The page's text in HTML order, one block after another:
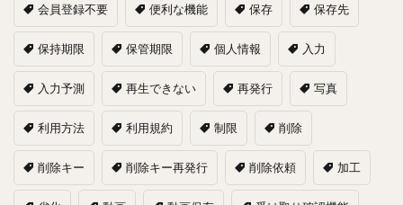
会員登録不要 便利な機能 保存 保存先
保持期限 保管期限 個人情報 入力
入力予測 再生できない 再発行 写真
利用方法 利用規約 制限 削除
削除キー 削除キー再発行 削除依頼 加工